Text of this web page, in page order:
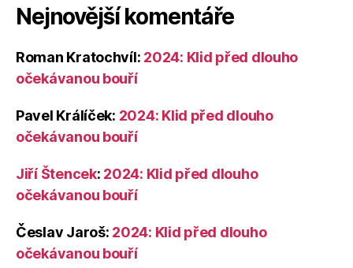
Nejnovější komentáře
Roman Kratochvíl: 2024: Klid před dlouho
očekávanou bouří
Pavel Králíček: 2024: Klid před dlouho
očekávanou bouří
Jiří Štencek: 2024: Klid před dlouho
očekávanou bouří
Česlav Jaroš: 2024: Klid před dlouho
očekávanou bouří